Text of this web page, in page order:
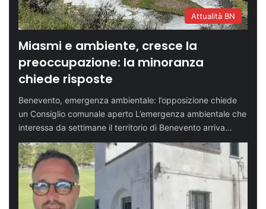
Attualità BN
Miasmi e ambiente, cresce la
preoccupazione: la minoranza
chiede risposte
Benevento, emergenza ambientale: l’opposizione chiede
un Consiglio comunale aperto L’emergenza ambientale che
interessa da settimane il territorio di Benevento arriva…